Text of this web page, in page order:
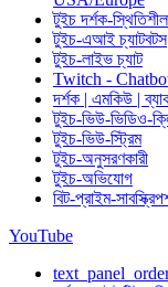
টুইচ দর্শক-
টুইচ-এআই চ্যাটবটস
টুইচ-লাইভ চ্যাট
Twitch -
দর্শক | এমকিউ |
টুইচ-ভিউ-ভিডিও-
টুইচ-ভিউ-স্ট্রিম
টুইচ-অনুসরণকারী
টুইচ-অভিযোগ
বিট-প্রাইম-
YouTube